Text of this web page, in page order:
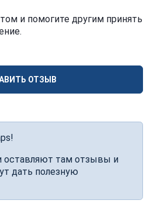
и помогите другим принять
ОТЗЫВ
оставляют там отзывы и
дать полезную